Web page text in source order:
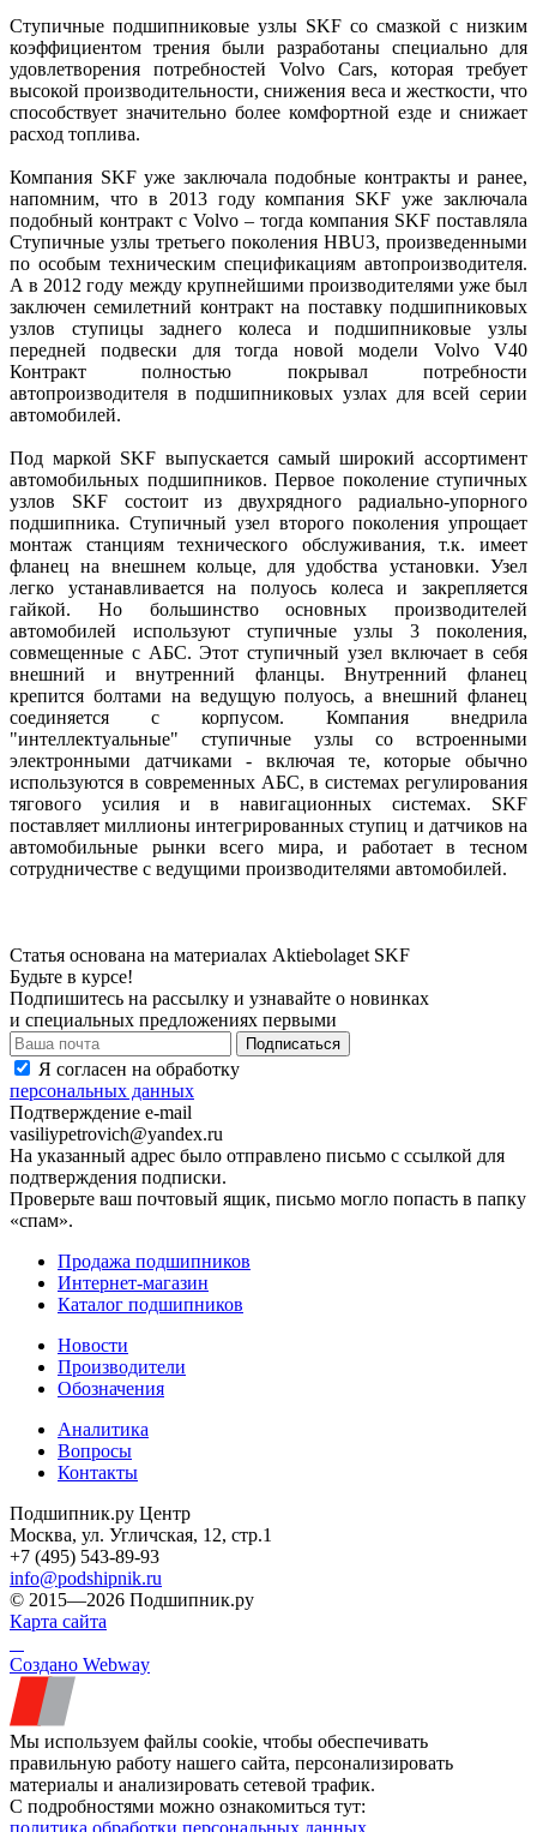
Ступичные подшипниковые узлы SKF со смазкой с низким
коэффициентом трения были разработаны специально для
удовлетворения потребностей Volvo Cars, которая требует
высокой производительности, снижения веса и жесткости, что
способствует значительно более комфортной езде и снижает
расход топлива.
Компания SKF уже заключала подобные контракты и ранее,
напомним, что в 2013 году компания SKF уже заключала
подобный контракт с Volvo – тогда компания SKF поставляла
Ступичные узлы третьего поколения HBU3, произведенными
по особым техническим спецификациям автопроизводителя.
А в 2012 году между крупнейшими производителями уже был
заключен семилетний контракт на поставку подшипниковых
узлов ступицы заднего колеса и подшипниковые узлы
передней подвески для тогда новой модели Volvo V40
Контракт полностью покрывал потребности
автопроизводителя в подшипниковых узлах для всей серии
автомобилей.
Под маркой SKF выпускается самый широкий ассортимент
автомобильных подшипников. Первое поколение ступичных
узлов SKF состоит из двухрядного радиально-упорного
подшипника. Ступичный узел второго поколения упрощает
монтаж станциям технического обслуживания, т.к. имеет
фланец на внешнем кольце, для удобства установки. Узел
легко устанавливается на полуось колеса и закрепляется
гайкой. Но большинство основных производителей
автомобилей используют ступичные узлы 3 поколения,
совмещенные с АБС. Этот ступичный узел включает в себя
внешний и внутренний фланцы. Внутренний фланец
крепится болтами на ведущую полуось, а внешний фланец
соединяется с корпусом. Компания внедрила
"интеллектуальные" ступичные узлы со встроенными
электронными датчиками - включая те, которые обычно
используются в современных АБС, в системах регулирования
тягового усилия и в навигационных системах. SKF
поставляет миллионы интегрированных ступиц и датчиков на
автомобильные рынки всего мира, и работает в тесном
сотрудничестве с ведущими производителями автомобилей.
Статья основана на материалах Aktiebolaget SKF
Будьте в курсе!
Подпишитесь на рассылку и узнавайте о новинках
и специальных предложениях первыми
Я согласен на обработку
персональных данных
Подтверждение e-mail
vasiliypetrovich@yandex.ru
На указанный адрес было отправлено письмо с ссылкой для
подтверждения подписки.
Проверьте ваш почтовый ящик, письмо могло попасть в папку
«спам».
Продажа подшипников
Интернет-магазин
Каталог подшипников
Новости
Производители
Обозначения
Аналитика
Вопросы
Контакты
Подшипник.ру Центр
Москва, ул. Угличская, 12, стр.1
+7 (495) 543-89-93
info@podshipnik.ru
© 2015—2026 Подшипник.ру
Карта сайта
Создано Webway
Мы используем файлы cookie, чтобы обеспечивать
правильную работу нашего сайта, персонализировать
материалы и анализировать сетевой трафик.
С подробностями можно ознакомиться тут: